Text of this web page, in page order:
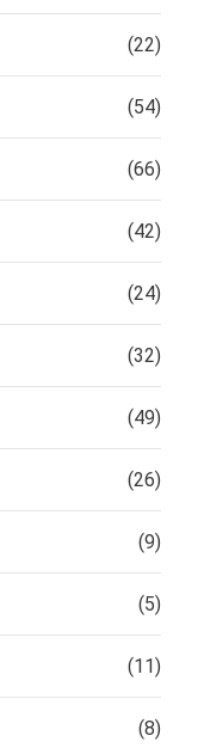
(22)
(54)
(66)
(42)
(24)
(32)
(49)
(26)
(9)
(5)
(11)
(8)